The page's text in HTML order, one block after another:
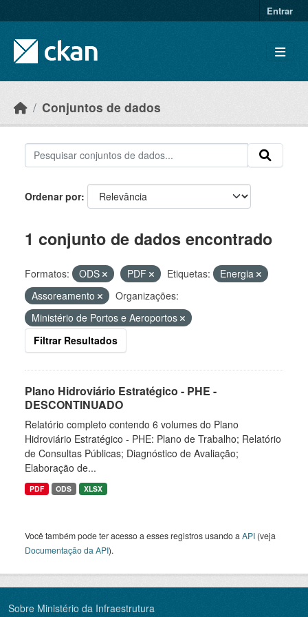
Entrar
Conjuntos de dados
Ordenar por
1 conjunto de dados encontrado
Formatos: ODS PDF Etiquetas:
Energia
Assoreamento
Organizações:
Ministério de Portos e Aeroportos
Filtrar Resultados
Plano Hidroviário Estratégico - PHE -
DESCONTINUADO
Relatório completo contendo 6 volumes do Plano
Hidroviário Estratégico - PHE: Plano de Trabalho; Relatório
de Consultas Públicas; Diagnóstico de Avaliação;
Elaboração de...
PDF ODS XLSX
Você também pode ter acesso a esses registros usando a API (veja
Documentação da API).
Sobre Ministério da Infraestrutura